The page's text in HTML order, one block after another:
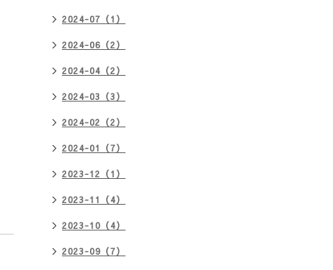
2024-07（1）
2024-06（2）
2024-04（2）
2024-03（3）
2024-02（2）
2024-01（7）
2023-12（1）
2023-11（4）
2023-10（4）
2023-09（7）